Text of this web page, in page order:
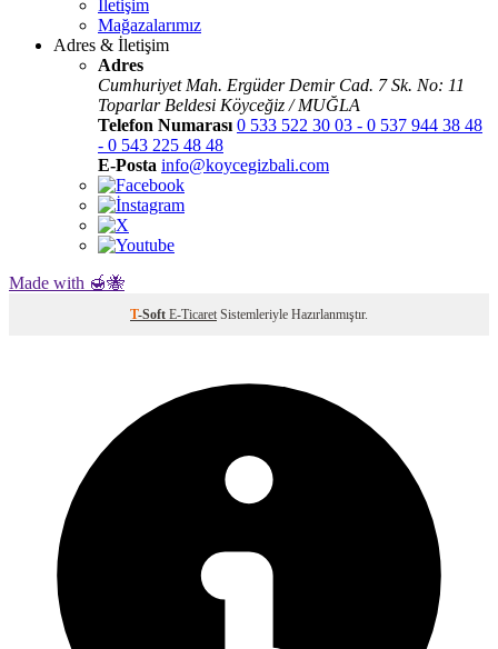
İletişim
Mağazalarımız
Adres & İletişim
Adres
Cumhuriyet Mah. Ergüder Demir Cad. 7 Sk. No: 11
Toparlar Beldesi Köyceğiz / MUĞLA
Telefon Numarası 0 533 522 30 03 - 0 537 944 38 48
- 0 543 225 48 48
E-Posta info@koycegizbali.com
Made with 🍯🐝
T-Soft E-Ticaret Sistemleriyle Hazırlanmıştır.